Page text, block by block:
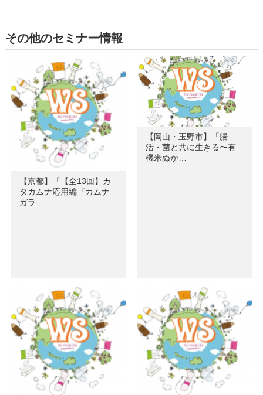
その他のセミナー情報
【京都】「【全13回】カ
タカムナ応用編『カムナ
ガラ…
【岡山・玉野市】「腸
活・菌と共に生きる〜有
機米ぬか…